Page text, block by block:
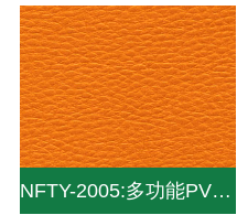
NFTY-2005:多功能PVC地板_PVC运动地板